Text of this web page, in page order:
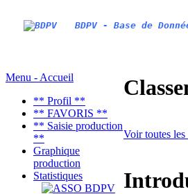
BDPV - Base de
Menu - Accueil
** Profil **
** FAVORIS **
** Saisie production
**
Graphique
production
Statistiques
Voir toutes